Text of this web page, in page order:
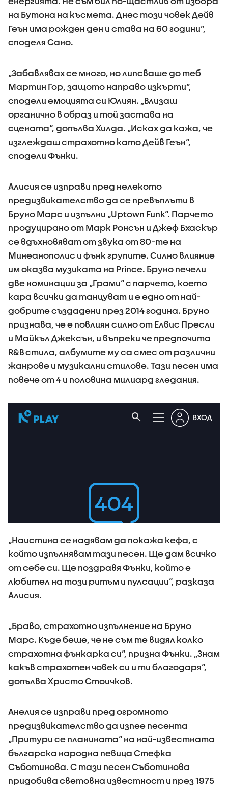
на Бутона на късмета. Днес този човек Дейв
Геън има рожден ден и става на 60 години“,
споделя Сано.
„Забавлявах се много, но липсваше до теб
Мартин Гор, защото направо изкърти“,
сподели емоцията си Юлиян. „Влизаш
органично в образ и той застава на
сцената“, допълва Хилда. „Исках да кажа, че
изглеждаш страхотно като Дейв Геън“,
сподели Фънки.
Алисия се изправи пред нелекото
предизвикателство да се превъплъти в
Бруно Марс и изпълни „Uptown Funk“. Парчето
продуцирано от Марк Ронсън и Джеф Бхаскър
се вдъхновяват от звука от 80-те на
Минеанополис и фънк групите. Силно влияние
им оказва музиката на Prince. Бруно печели
две номинации за „Грами“ с парчето, което
кара всички да танцуват и е едно от най-
добрите създадени през 2014 година. Бруно
признава, че е повлиян силно от Елвис Пресли
и Майкъл Джексън, и въпреки че предпочита
R&B стила, албумите му са смес от различни
жанрове и музикални стилове. Тази песен има
повече от 4 и половина милиард гледания.
„Наистина се надявам да покажа кефа, с
който изпълнявам тази песен. Ще дам всичко
от себе си. Ще поздравя Фънки, който е
любител на този ритъм и пулсации“, разказа
Алисия.
„Браво, страхотно изпълнение на Бруно
Марс. Къде беше, че не съм те видял колко
страхотна фънкарка си“, призна Фънки. „Знам
какъв страхотен човек си и ти благодаря“,
допълва Христо Стоичков.
Анелия се изправи пред огромното
предизвикателство да изпее песента
„Притури се планината“ на най-известната
българска народна певица Стефка
Съботинова. С тази песен Съботинова
придобива световна известност и през 1975